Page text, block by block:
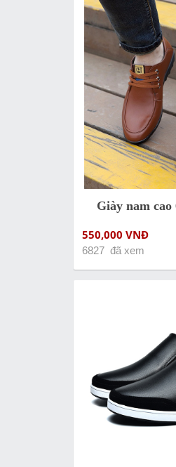
Giày nam cao
550,000 VNĐ
6827 đã xem